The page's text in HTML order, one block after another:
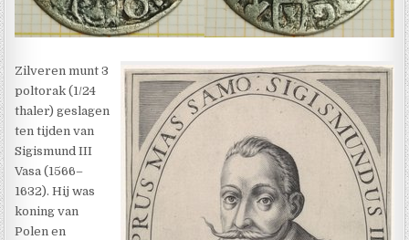
Zilveren munt 3
poltorak (1/24
thaler) geslagen
ten tijden van
Sigismund III
Vasa (1566–
1632). Hij was
koning van
Polen en